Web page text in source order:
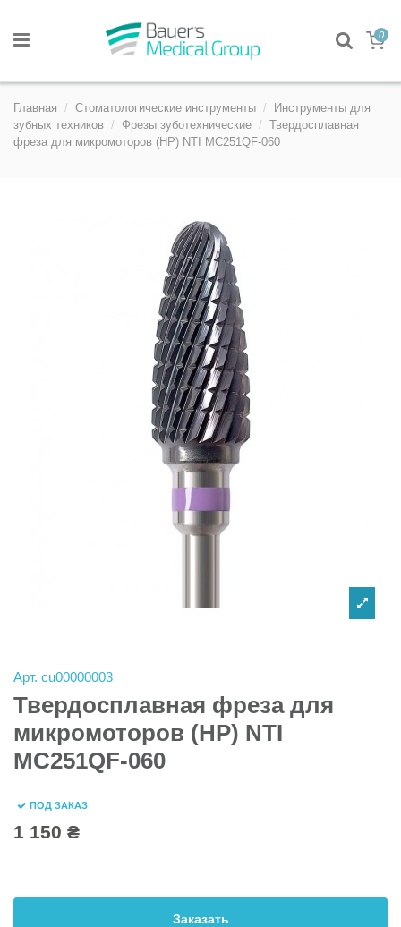
0
Главная Стоматологические инструменты
Инструменты для
зубных техников
Фрезы зуботехнические
Твердосплавная
фреза для микромоторов (HP) NTI MC251QF-060
Арт. cu00000003
Твердосплавная фреза для
микромоторов (HP) NTI
MC251QF-060
ПОД ЗАКАЗ
1 150 ₴
Заказать